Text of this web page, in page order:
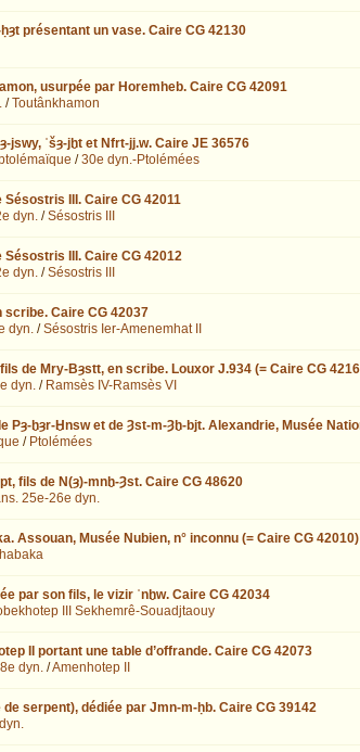
présentant un vase. Caire CG 42130
usurpée par Horemheb. Caire CG 42091
/Toutânkhamon
jswy, ʿšȝ-jḫt et Nfrt-jj.w. Caire JE 36576
/30e dyn.-Ptolémées
III. Caire CG 42011
dyn. /Sésostris III
III. Caire CG 42012
dyn. /Sésostris III
Caire CG 42037
dyn. /Sésostris Ier-Amenemhat II
de Mry-Bȝstt, en scribe. Louxor J.934 (= Caire CG
dyn. / Ramsès IV-Ramsès VI
Pȝ-ḫȝr-Ḫnsw et de Ȝst-m-Ȝḫ-bjt. Alexandrie, Musée
/ Ptolémées
fils de N(ȝ)-mnḫ-Ȝst. Caire CG 48620
25e-26e dyn.
Assouan, Musée Nubien, n° inconnu (= Caire CG 42010)
par son fils, le vizir ʿnḫw. Caire CG 42034
III Sekhemrê-Souadjtaouy
II portant une table d’offrande. Caire CG 42073
dyn. /Amenhotep II
serpent), dédiée par Jmn-m-ḥb. Caire CG 39142